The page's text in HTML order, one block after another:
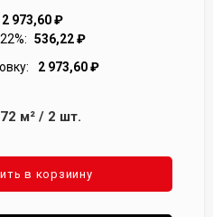
2 973,60₽
536,22₽
2 973,60₽
м²/ 2 шт.
в корзиину